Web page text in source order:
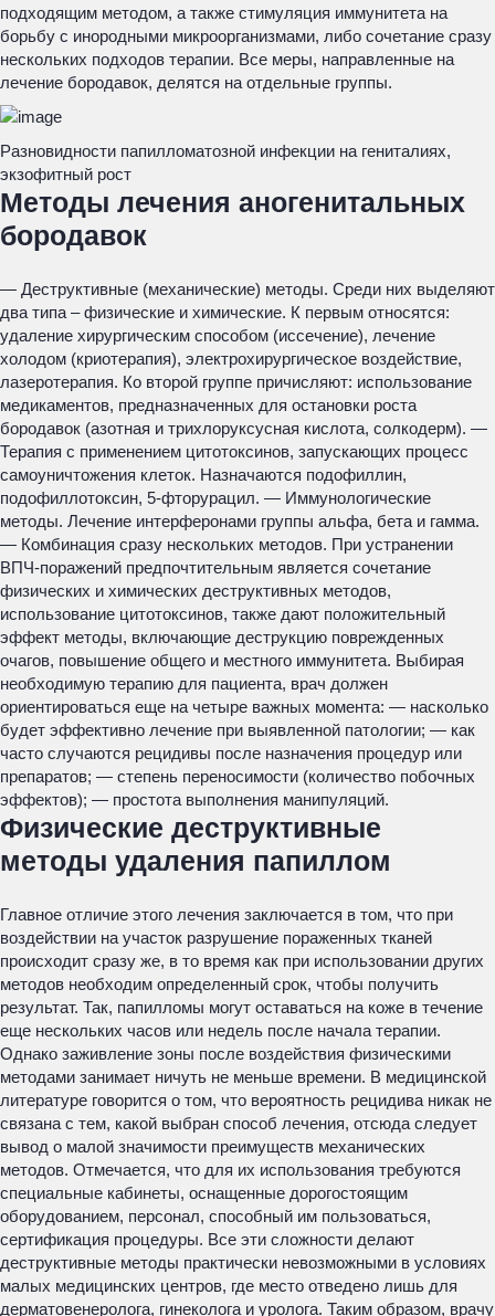
подходящим методом, а также стимуляция иммунитета на
борьбу с инородными микроорганизмами, либо сочетание сразу
нескольких подходов терапии. Все меры, направленные на
лечение бородавок, делятся на отдельные группы.
Разновидности папилломатозной инфекции на гениталиях,
экзофитный рост
Методы лечения аногенитальных
бородавок
— Деструктивные (механические) методы. Среди них выделяют
два типа – физические и химические. К первым относятся:
удаление хирургическим способом (иссечение), лечение
холодом (криотерапия), электрохирургическое воздействие,
лазеротерапия. Ко второй группе причисляют: использование
медикаментов, предназначенных для остановки роста
бородавок (азотная и трихлоруксусная кислота, солкодерм). —
Терапия с применением цитотоксинов, запускающих процесс
самоуничтожения клеток. Назначаются подофиллин,
подофиллотоксин, 5-фторурацил. — Иммунологические
методы. Лечение интерферонами группы альфа, бета и гамма.
— Комбинация сразу нескольких методов. При устранении
ВПЧ-поражений предпочтительным является сочетание
физических и химических деструктивных методов,
использование цитотоксинов, также дают положительный
эффект методы, включающие деструкцию поврежденных
очагов, повышение общего и местного иммунитета. Выбирая
необходимую терапию для пациента, врач должен
ориентироваться еще на четыре важных момента: — насколько
будет эффективно лечение при выявленной патологии; — как
часто случаются рецидивы после назначения процедур или
препаратов; — степень переносимости (количество побочных
эффектов); — простота выполнения манипуляций.
Физические деструктивные
методы удаления папиллом
Главное отличие этого лечения заключается в том, что при
воздействии на участок разрушение пораженных тканей
происходит сразу же, в то время как при использовании других
методов необходим определенный срок, чтобы получить
результат. Так, папилломы могут оставаться на коже в течение
еще нескольких часов или недель после начала терапии.
Однако заживление зоны после воздействия физическими
методами занимает ничуть не меньше времени. В медицинской
литературе говорится о том, что вероятность рецидива никак не
связана с тем, какой выбран способ лечения, отсюда следует
вывод о малой значимости преимуществ механических
методов. Отмечается, что для их использования требуются
специальные кабинеты, оснащенные дорогостоящим
оборудованием, персонал, способный им пользоваться,
сертификация процедуры. Все эти сложности делают
деструктивные методы практически невозможными в условиях
малых медицинских центров, где место отведено лишь для
дерматовенеролога, гинеколога и уролога. Таким образом, врачу